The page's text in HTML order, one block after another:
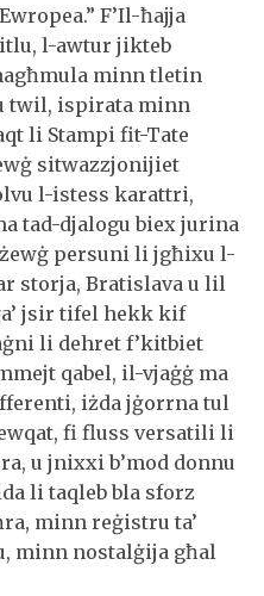
F’Il-ħajja
l-awtur jikteb
minn tletin
twil, ispirata minn
li Stampi fit-Tate
sitwazzjonijiet
l-istess karattri,
tad-djalogu biex jurina
persuni li jgħixu l-
storja, Bratislava u lil
jsir tifel hekk kif
li dehret f’kitbiet
qabel, il-vjaġġ ma
iżda jġorrna tul
fi fluss versatili li
u jnixxi b’mod donnu
li taqleb bla sforz
minn reġistru ta’
minn nostalġija għal